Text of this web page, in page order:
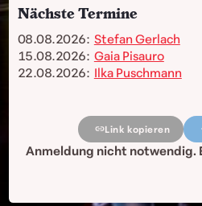
Nächste Termine
08.08.2026: Stefan Gerlach
15.08.2026: Gaia Pisauro
22.08.2026: Ilka Puschmann
Link kopieren
Anmeldung nicht notwendig.